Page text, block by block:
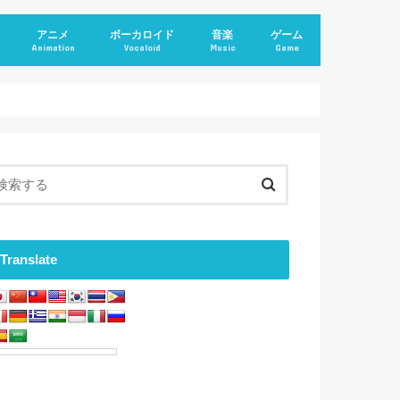
アニメ
Animation
ボーカロイド
Vocaloid
音楽
Music
ゲーム
Game
Translate